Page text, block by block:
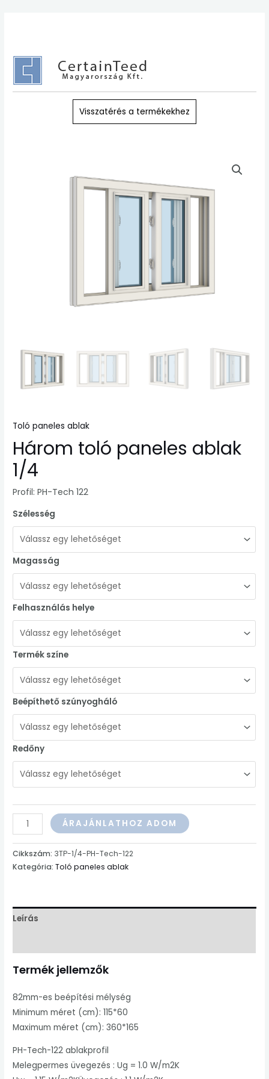
Visszatérés a termékekhez
Toló paneles ablak
Három toló paneles ablak
1/4
Profil: PH-Tech 122
Szélesség
Magasság
Felhasználás helye
Termék színe
Beépíthető szúnyogháló
Redőny
Három
toló
paneles
ablak
PH-
mennyiség
ÁRAJÁNLATHOZ ADOM
Cikkszám: 3TP-1/4-PH-Tech-122
Kategória:Toló paneles ablak
Leírás
Termék jellemzők
82mm-es beépítési mélység
Minimum méret (cm): 115*60
Maximum méret (cm): 360*165
PH-Tech-122 ablakprofil
Melegpermes üvegezés : Ug = 1.0 W/m2K